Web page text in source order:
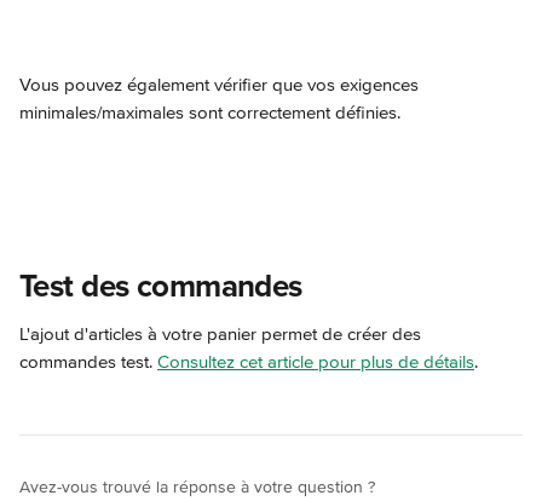
Vous pouvez également vérifier que vos exigences
minimales/maximales sont correctement définies.
Test des commandes
L'ajout d'articles à votre panier permet de créer des
commandes test. Consultez cet article pour plus de détails.
Avez-vous trouvé la réponse à votre question ?